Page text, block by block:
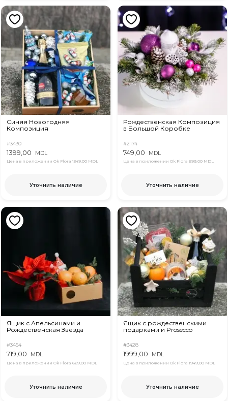
Синяя Новогодняя
Композиция
#3430
1399,00 MDL
Цена в приложении Ok Flora 1349,00 MDL
Уточнить наличие
Рождественская Композиция
в Большой Коробке
#2174
749,00 MDL
Цена в приложении Ok Flora 699,00 MDL
Уточнить наличие
Ящик с Апельсинами и
Рождественская Звезда
#3454
719,00 MDL
Цена в приложении Ok Flora 669,00 MDL
Уточнить наличие
Ящик с рождественскими
подарками и Prosecco
#3428
1999,00 MDL
Цена в приложении Ok Flora 1949,00 MDL
Уточнить наличие